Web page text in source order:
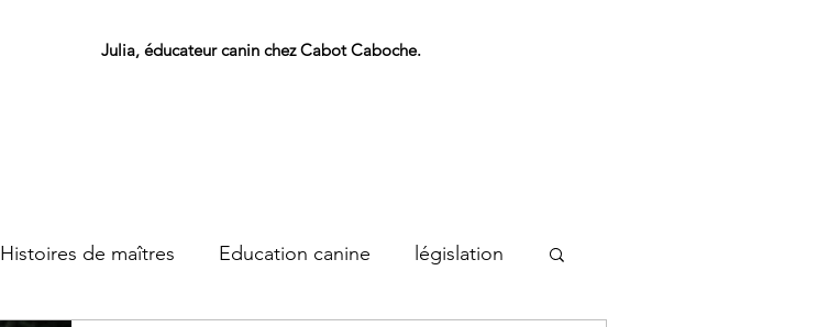
Julia, éducateur canin chez Cabot Caboche.
Histoires de maîtres Education canine législation